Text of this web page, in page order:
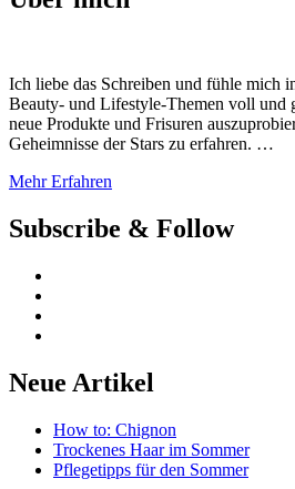
Ich liebe das Schreiben und fühle mich
Beauty- und Lifestyle-Themen voll und
neue Produkte und Frisuren
Geheimnisse der Stars zu erfahren. …
Mehr Erfahren
Subscribe & Follow
Neue Artikel
How to: Chignon
Trockenes Haar im Sommer
Pflegetipps für den Sommer